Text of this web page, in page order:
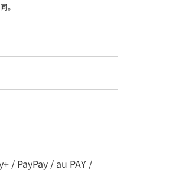
。
/ PayPay / au PAY /